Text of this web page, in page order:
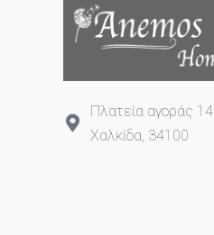
Πλατεία αγοράς 14
Χαλκίδα, 34100